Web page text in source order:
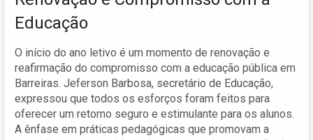
Educação
O início do ano letivo é um momento de renovação e
reafirmação do compromisso com a educação pública em
Barreiras. Jeferson Barbosa, secretário de Educação,
expressou que todos os esforços foram feitos para
oferecer um retorno seguro e estimulante para os alunos.
A ênfase em práticas pedagógicas que promovam a